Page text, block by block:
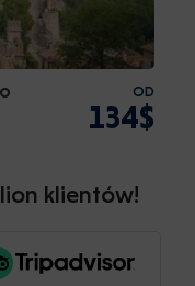
OD
134$
klientów!